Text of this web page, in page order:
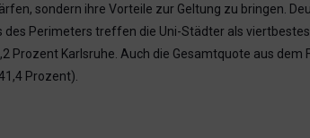
sondern ihre Vorteile zur Geltung zu bringen.
des Perimeters treffen die Uni-Städter als
Prozent Karlsruhe. Auch die Gesamtquote aus dem
Prozent).